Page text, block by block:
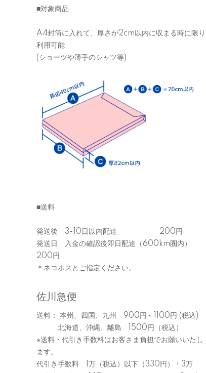
■対象商品
A4封筒に入れて、厚さが2cm以内に収まる時に限り
利用可能
(ショーツや薄手のシャツ等)
■送料
発送後 3-10日以内配達 200円
発送日 入金の確認後即日配達（600km圏内）
200円
＊ネコポスとご指定ください。
佐川急便
送料： 本州、四国、九州 900円～1100円 (税込)
北海道、沖縄、離島 1500円（税込）
※送料・代引き手数料はお客さま負担でお願いいたし
ます。
代引き手数料 1万（税込）以下（330円）・3万